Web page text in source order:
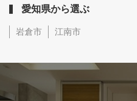
愛知県から選ぶ
岩倉市 江南市